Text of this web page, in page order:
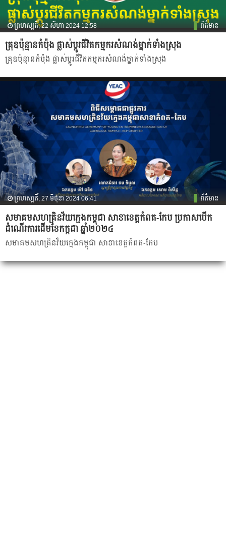
ព្រហស្បតិ៍, 22 សីហា 2024 12:58 ព័ត៌មាន
គ្រុឌប៉ុន្មានកំប៉ុង ផ្លាស់ប្តូរជីវិតកម្មករសំណង់ម្នាក់ទាំងស្រុង
គ្រុឌប៉ុន្មានកំប៉ុង ផ្លាស់ប្តូរជីវិតកម្មករសំណង់ម្នាក់ទាំងស្រុង
ព្រហស្បតិ៍, 27 មិថុនា 2024 06:41 ព័ត៌មាន
សមាគមសហគ្រិនវ័យក្មេងកម្ពុជា សាខាខេត្តកំពត-កែប ប្រកាសបើក
ដំណើរការដើមខែកក្កដា ឆ្នាំ២០២៤
សមាគមសហគ្រិនវ័យក្មេងកម្ពុជា សាខាខេត្តកំពត-កែប